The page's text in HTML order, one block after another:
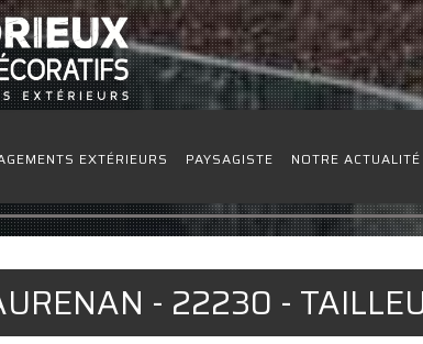
EXTÉRIEURS PAYSAGISTE NOTRE ACTUALITÉ
- 22230 -